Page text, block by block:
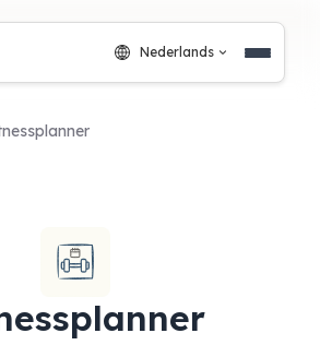
Nederlands